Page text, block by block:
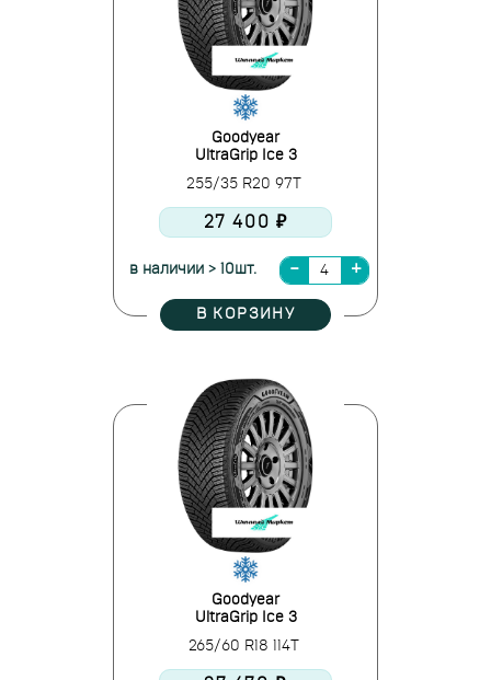
Goodyear
UltraGrip Ice 3
255/35 R20 97T
27 400 ₽
в наличии > 10шт.
В КОРЗИНУ
Goodyear
UltraGrip Ice 3
265/60 R18 114T